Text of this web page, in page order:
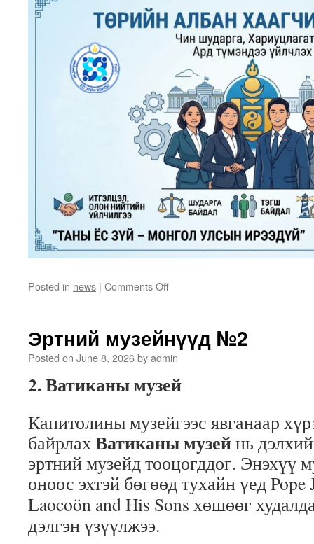
ХОНОГ”
Posted in news | Comments Offon
Эртний музейнүүд №2
Posted on June 8, 2026byadmin
2. Ватиканы музей
Капитолины музейгээс явганаар
байрлахВатиканы музейнь
эртний музейд тооцогддог. Энэхүү
оноос эхтэй бөгөөд тухайн үедPope
Laocoön and His Sons хөшөөг
дэлгэн үзүүлжээ.